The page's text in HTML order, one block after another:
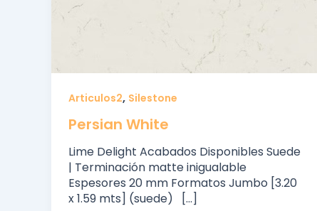
Articulos2, Silestone
Persian White
Lime Delight Acabados Disponibles Suede
| Terminación matte inigualable
Espesores 20 mm Formatos Jumbo [3.20
x 1.59 mts] (suede) […]